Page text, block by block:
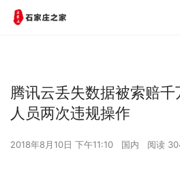
腾讯云丢失数据被索赔
人员两次违规操作
2018年8月10日 下午11:10 国内 阅读